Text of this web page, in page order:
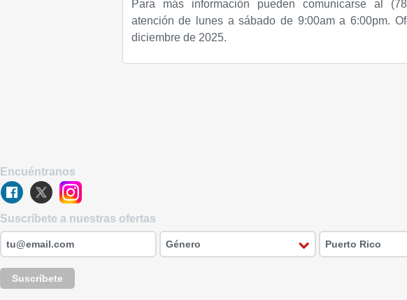
Para más información pueden comunicarse al
atención de lunes a sábado de 9:00am a 6:00pm.
diciembre de 2025.
Encuéntranos
Suscríbete a nuestras ofertas
Suscríbete